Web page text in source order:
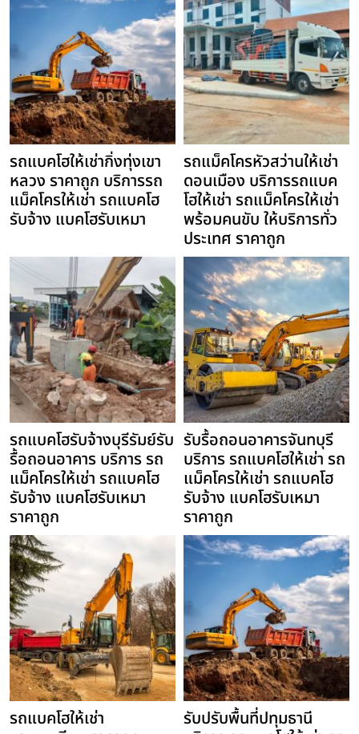
รถแบคโฮให้เช่ากิ่งทุ่งเขา
หลวง ราคาถูก บริการรถ
แม็คโครให้เช่า รถแบคโฮ
รับจ้าง แบคโฮรับเหมา
รถแม็คโครหัวสว่านให้เช่า
ดอนเมือง บริการรถแบค
โฮให้เช่า รถแม็คโครให้เช่า
พร้อมคนขับ ให้บริการทั่ว
ประเทศ ราคาถูก
รถแบคโฮรับจ้างบุรีรัมย์รับ
รื้อถอนอาคาร บริการ รถ
แม็คโครให้เช่า รถแบคโฮ
รับจ้าง แบคโฮรับเหมา
ราคาถูก
รับรื้อถอนอาคารจันทบุรี
บริการ รถแบคโฮให้เช่า รถ
แม็คโครให้เช่า รถแบคโฮ
รับจ้าง แบคโฮรับเหมา
ราคาถูก
รถแบคโฮให้เช่า
รับปรับพื้นที่ปทุมธานี